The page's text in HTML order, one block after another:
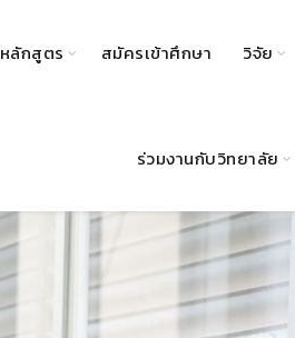
หลักสูตร สมัครเข้าศึกษา วิจัย
ร่วมงานกับวิทยาลัย